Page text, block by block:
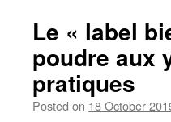
Le « label
poudre aux
pratiques
Posted on 18 October